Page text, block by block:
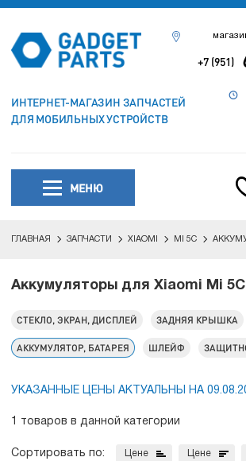
ИНТЕРНЕТ-МАГАЗИН ЗАПЧАСТЕЙ
ДЛЯ МОБИЛЬНЫХ УСТРОЙСТВ
+7 (951)
МЕНЮ
ГЛАВНАЯ ЗАПЧАСТИ XIAOMI MI 5C
Аккумуляторы для Xiaomi Mi
СТЕКЛО, ЭКРАН, ДИСПЛЕЙ ЗАДНЯЯ КРЫШКА
АККУМУЛЯТОР, БАТАРЕЯ ШЛЕЙФ
УКАЗАННЫЕ ЦЕНЫ АКТУАЛЬНЫ НА
1 товаров в данной категории
Сортировать по: Цене Цене